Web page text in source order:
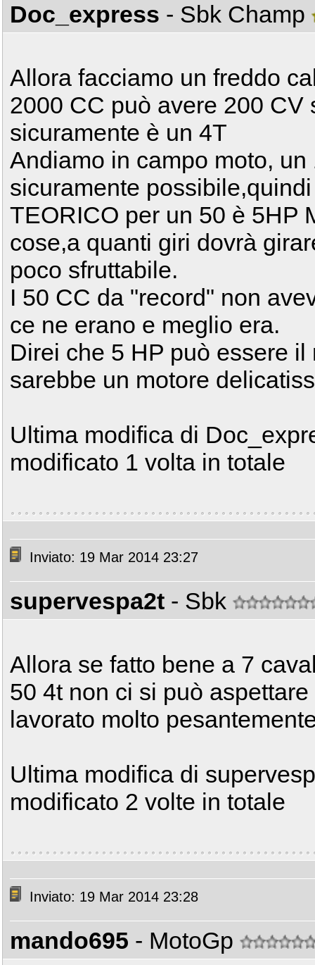
Doc_express - Sbk Champ
Allora facciamo un freddo
2000 CC può avere 200 CV
sicuramente è un 4T
Andiamo in campo moto,
sicuramente
TEORICO per un 50 è 5HP
cose,a quanti giri dovrà
poco sfruttabile.
I 50 CC da "record" non
ce ne erano e meglio era.
Direi che 5 HP può essere
sarebbe un motore
Ultima modifica di
modificato 1 volta in totale
Inviato: 19 Mar 2014 23:27
supervespa2t - Sbk
Allora se fatto bene a 7
50 4t non ci si può
lavorato molto
Ultima modifica di
modificato 2 volte in totale
Inviato: 19 Mar 2014 23:28
mando695 - MotoGp